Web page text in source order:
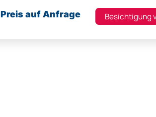
Preis auf Anfrage Besichtigung